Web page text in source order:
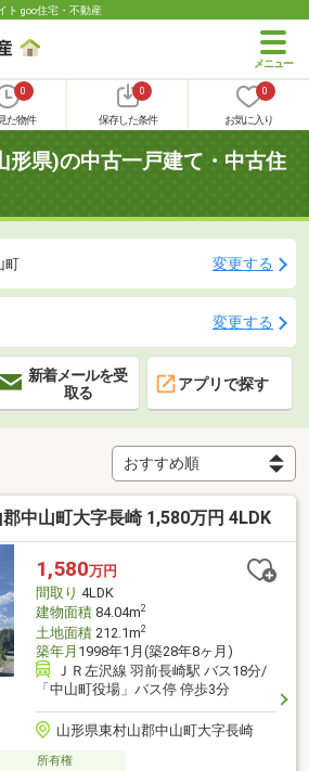
ト goo住宅・不動産
0
た物件
0
保存した条件
0
お気に入り
形県)の中古一戸建て・中古住
町 変更する
変更する
新着メールを受
取る
アプリで探す
中山町大字長崎 1,580万円 4LDK
1,580万円
間取り 4LDK
建物面積84.04m2
土地面積212.1m2
築年月 1998年1月(築28年8ヶ月)
ＪＲ左沢線 羽前長崎駅 バス18分/
「中山町役場」バス停 停歩3分
山形県東村山郡中山町大字長崎
所有権